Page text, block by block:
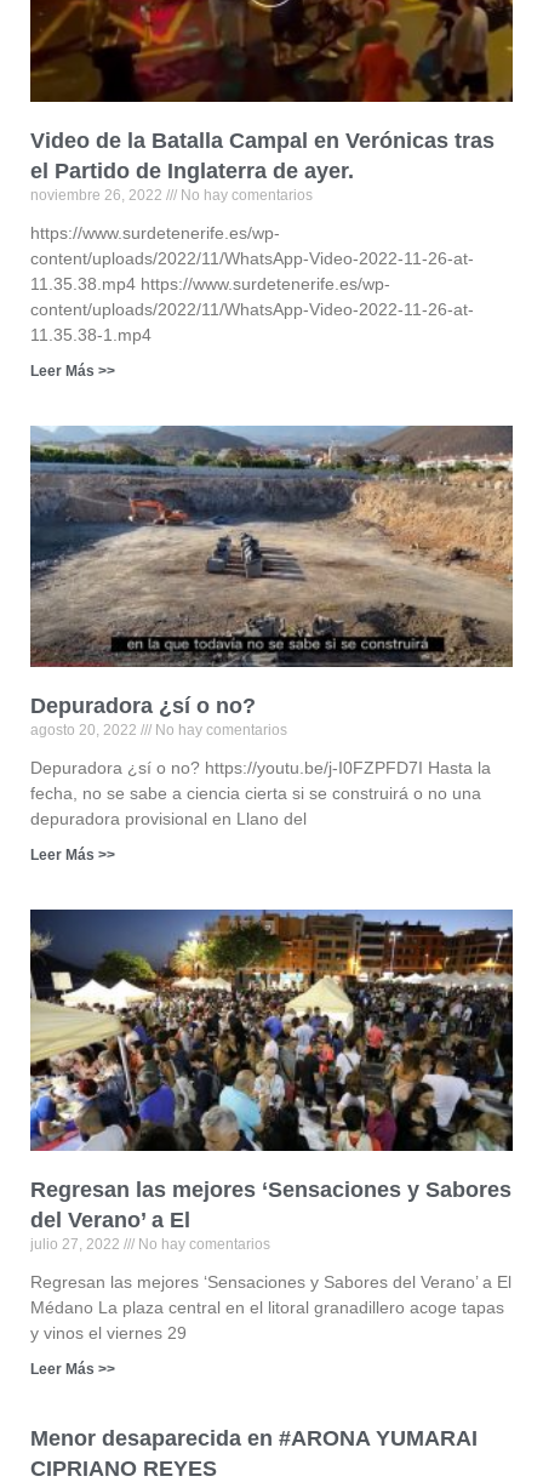
Video de la Batalla Campal en Verónicas tras
el Partido de Inglaterra de ayer.
noviembre 26, 2022 No hay comentarios
https://www.surdetenerife.es/wp-
content/uploads/2022/11/WhatsApp-Video-2022-11-26-at-
11.35.38.mp4 https://www.surdetenerife.es/wp-
content/uploads/2022/11/WhatsApp-Video-2022-11-26-at-
11.35.38-1.mp4
Leer Más >>
Depuradora ¿sí o no?
agosto 20, 2022 No hay comentarios
Depuradora ¿sí o no? https://youtu.be/j-I0FZPFD7I Hasta la
fecha, no se sabe a ciencia cierta si se construirá o no una
depuradora provisional en Llano del
Leer Más >>
Regresan las mejores ‘Sensaciones y Sabores
del Verano’ a El
julio 27, 2022 No hay comentarios
Regresan las mejores ‘Sensaciones y Sabores del Verano’ a El
Médano La plaza central en el litoral granadillero acoge tapas
y vinos el viernes 29
Leer Más >>
Menor desaparecida en #ARONA YUMARAI
CIPRIANO REYES